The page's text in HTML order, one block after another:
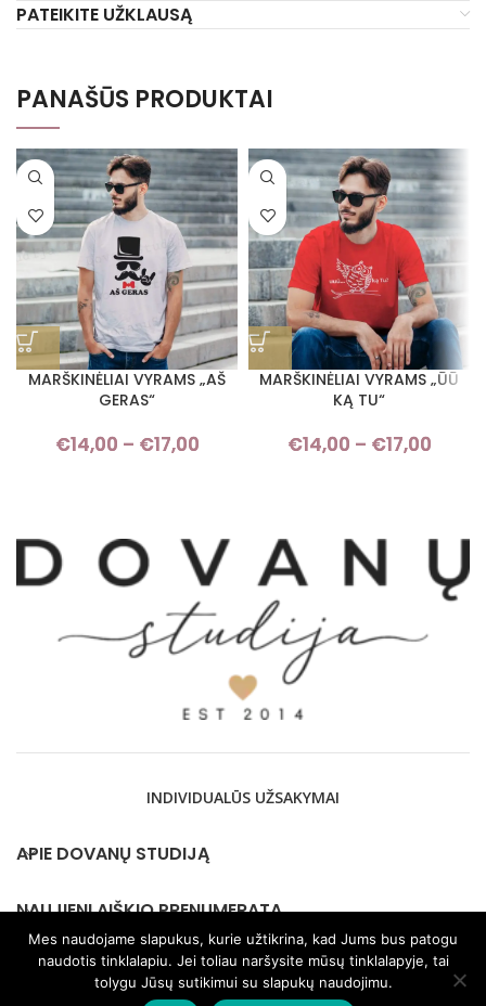
PATEIKITE UŽKLAUSĄ
PANAŠŪS PRODUKTAI
MARŠKINĖLIAI VYRAMS „AŠ
GERAS“
€14,00 – €17,00
Price range: €14,00 through
MARŠKINĖLIAI VYRAMS „ŪŪ
KĄ TU“
€14,00 – €17,00
INDIVIDUALŪS UŽSAKYMAI
APIE DOVANŲ STUDIJĄ
NAUJIENLAIŠKIO PRENUMERATA
KONTAKTAI
Mes naudojame slapukus, kurie užtikrina, kad Jums bus patogu
naudotis tinklalapiu. Jei toliau naršysite mūsų tinklalapyje, tai
tolygu Jūsų sutikimui su slapukų naudojimu.